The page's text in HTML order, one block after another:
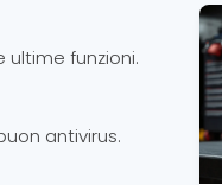
ultime funzioni.
antivirus.